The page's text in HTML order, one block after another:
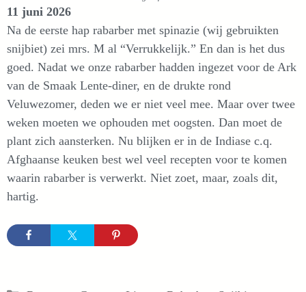
11 juni 2026
Na de eerste hap rabarber met spinazie (wij gebruikten
snijbiet) zei mrs. M al “Verrukkelijk.” En dan is het dus
goed. Nadat we onze rabarber hadden ingezet voor de Ark
van de Smaak Lente-diner, en de drukte rond
Veluwezomer, deden we er niet veel mee. Maar over twee
weken moeten we ophouden met oogsten. Dan moet de
plant zich aansterken. Nu blijken er in de Indiase c.q.
Afghaanse keuken best wel veel recepten voor te komen
waarin rabarber is verwerkt. Niet zoet, maar, zoals dit,
hartig.